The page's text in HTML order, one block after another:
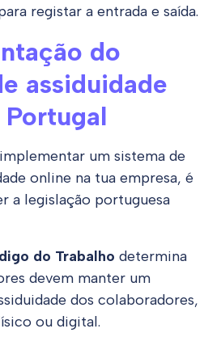
registar a entrada e saída.
do
assiduidade
um sistema de
online na tua empresa, é
a legislação portuguesa
do Trabalho determina
devem manter um
dos colaboradores,
ou digital.